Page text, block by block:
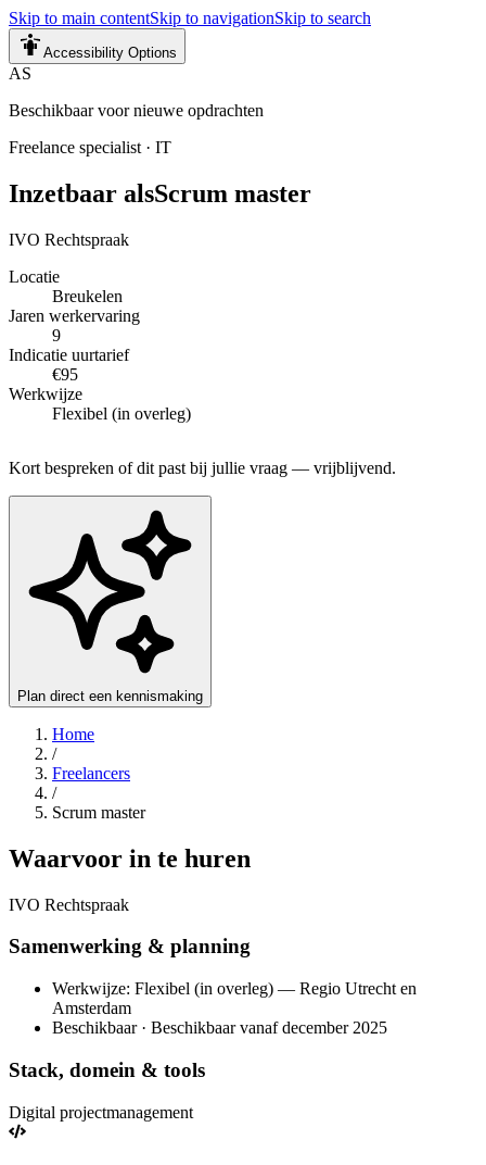
Skip to main contentSkip to navigationSkip to search
Accessibility Options
AS
Beschikbaar voor nieuwe opdrachten
Freelance specialist · IT
Inzetbaar alsScrum master
IVO Rechtspraak
Locatie
Breukelen
Jaren werkervaring
9
Indicatie uurtarief
€95
Werkwijze
Flexibel (in overleg)
Kort bespreken of dit past bij jullie vraag — vrijblijvend.
Plan direct een kennismaking
Home
/
Freelancers
/
Scrum master
Waarvoor in te huren
IVO Rechtspraak
Samenwerking & planning
Werkwijze: Flexibel (in overleg) — Regio Utrecht en
Amsterdam
Beschikbaar · Beschikbaar vanaf december 2025
Stack, domein & tools
Digital projectmanagement